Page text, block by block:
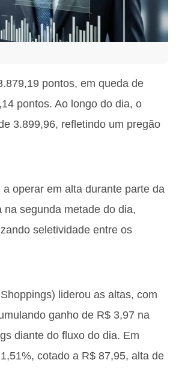
pontos, em queda de
pontos. Ao longo do dia, o
3.899,96, refletindo um pregão
operar em alta durante parte da
segunda metade do dia,
seletividade entre os
liderou as altas, com
ganho de R$ 3,97 na
diante do fluxo do dia. Em
cotado a R$ 87,95, alta de